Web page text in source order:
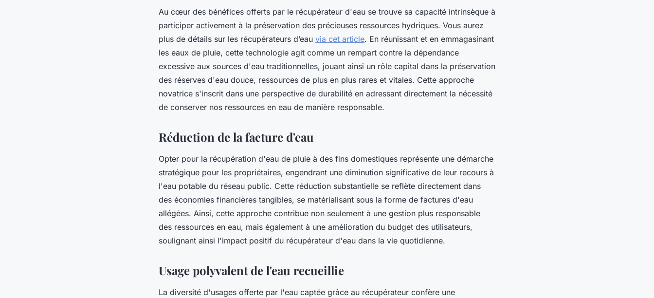
Au cœur des bénéfices offerts par le récupérateur d'eau se trouve sa capacité intrinsèque à
participer activement à la préservation des précieuses ressources hydriques. Vous aurez
plus de détails sur les récupérateurs d’eau via cet article. En réunissant et en emmagasinant
les eaux de pluie, cette technologie agit comme un rempart contre la dépendance
excessive aux sources d'eau traditionnelles, jouant ainsi un rôle capital dans la préservation
des réserves d'eau douce, ressources de plus en plus rares et vitales. Cette approche
novatrice s'inscrit dans une perspective de durabilité en adressant directement la nécessité
de conserver nos ressources en eau de manière responsable.
Réduction de la facture d'eau
Opter pour la récupération d'eau de pluie à des fins domestiques représente une démarche
stratégique pour les propriétaires, engendrant une diminution significative de leur recours à
l'eau potable du réseau public. Cette réduction substantielle se reflète directement dans
des économies financières tangibles, se matérialisant sous la forme de factures d'eau
allégées. Ainsi, cette approche contribue non seulement à une gestion plus responsable
des ressources en eau, mais également à une amélioration du budget des utilisateurs,
soulignant ainsi l'impact positif du récupérateur d'eau dans la vie quotidienne.
Usage polyvalent de l'eau recueillie
La diversité d'usages offerte par l'eau captée grâce au récupérateur confère une